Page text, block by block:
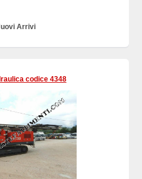
Arrivi
codice 4348